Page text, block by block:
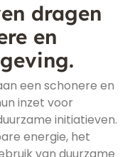
dragen
en
een schonere en
inzet voor
initiatieven.
energie, het